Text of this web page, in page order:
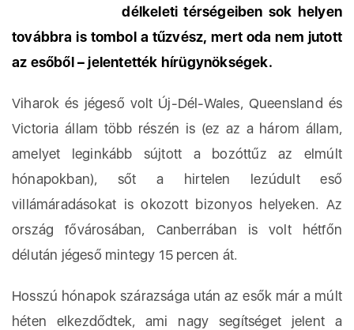
délkeleti térségeiben sok helyen
továbbra is tombol a tűzvész, mert oda nem jutott
az esőből – jelentették hírügynökségek.
Viharok és jégeső volt Új-Dél-Wales, Queensland és
Victoria állam több részén is (ez az a három állam,
amelyet leginkább sújtott a bozóttűz az elmúlt
hónapokban), sőt a hirtelen lezúdult eső
villámáradásokat is okozott bizonyos helyeken. Az
ország fővárosában, Canberrában is volt hétfőn
délután jégeső mintegy 15 percen át.
Hosszú hónapok szárazsága után az esők már a múlt
héten elkezdődtek, ami nagy segítséget jelent a